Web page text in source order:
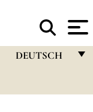
DEUTSCH